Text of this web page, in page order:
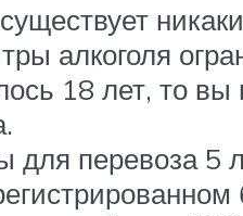
алкоголя
18 лет, то вы
для перевоза 5